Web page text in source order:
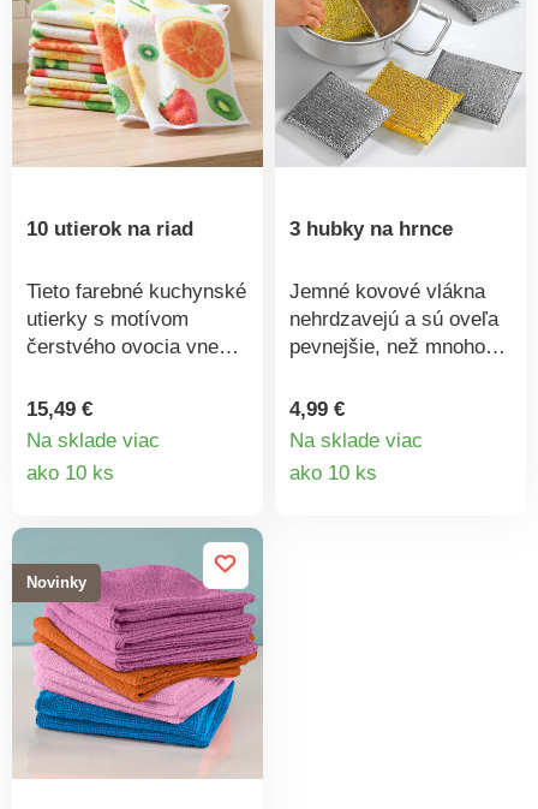
údržba. Veľké rozmery.
Súprava 4 ks rovnakej
farby. Široká ponuka
farieb. Stačí zotrieť
hubkou.
10 utierok na riad
Tieto farebné kuchynské
utierky s motívom
čerstvého ovocia vnesú
Savé, rýchloschnúce a
možno ich vyprať.
upratovanie. Súpr. 10
motívy. Vysokosavé a
rýchloschnúce. Basilico.
15,49 €
Na sklade viac
ako 10 ks
3 hubky na hrnce
Jemné kovové vlákna
nehrdzavejú a sú oveľa
pevnejšie, než mnoho
4,99 €
Na sklade viac
ako 10 ks
Novinky